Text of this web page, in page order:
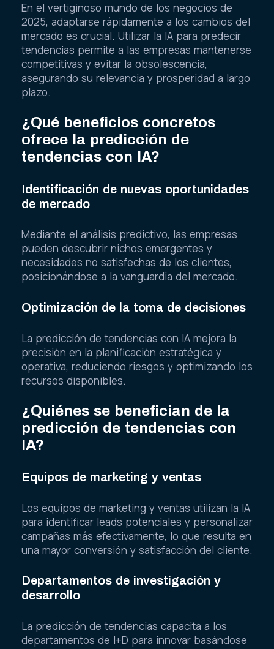
En el vertiginoso mundo de los negocios de
2025, adaptarse rápidamente a los cambios del
mercado es crucial. Utilizar la IA para predecir
tendencias permite a las empresas mantenerse
competitivas y evitar la obsolescencia,
asegurando su relevancia y prosperidad a largo
plazo.
¿Qué beneficios concretos
ofrece la predicción de
tendencias con IA?
Identificación de nuevas oportunidades
de mercado
Mediante el análisis predictivo, las empresas
pueden descubrir nichos emergentes y
necesidades no satisfechas de los clientes,
posicionándose a la vanguardia del mercado.
Optimización de la toma de decisiones
La predicción de tendencias con IA mejora la
precisión en la planificación estratégica y
operativa, reduciendo riesgos y optimizando los
recursos disponibles.
¿Quiénes se benefician de la
predicción de tendencias con
IA?
Equipos de marketing y ventas
Los equipos de marketing y ventas utilizan la IA
para identificar leads potenciales y personalizar
campañas más efectivamente, lo que resulta en
una mayor conversión y satisfacción del cliente.
Departamentos de investigación y
desarrollo
La predicción de tendencias capacita a los
departamentos de I+D para innovar basándose